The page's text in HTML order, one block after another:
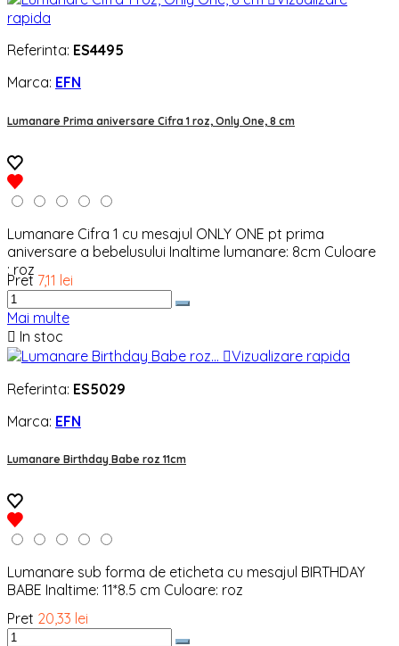
rapida
Referinta: ES4495
Marca: EFN
Lumanare Prima aniversare Cifra 1 roz, Only One, 8 cm
Lumanare Cifra 1 cu mesajul ONLY ONE pt prima
aniversare a bebelusului Inaltime lumanare: 8cm Culoare
: roz
Pret 7,11 lei
Mai multe
 In stoc
Vizualizare rapida
Referinta: ES5029
Marca: EFN
Lumanare Birthday Babe roz 11cm
Lumanare sub forma de eticheta cu mesajul BIRTHDAY
BABE Inaltime: 11*8.5 cm Culoare: roz
Pret 20,33 lei